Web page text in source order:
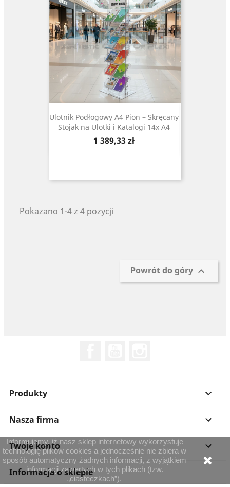
Ulotnik Podłogowy A4 Pion – Skręcany
Stojak na Ulotki i Katalogi 14x A4
Cena
1 389,33 zł
Pokazano 1-4 z 4 pozycji
Powrót do góry 
Produkty 
Nasza firma 
Twoje konto 
Informacja o sklepie
Informujemy, iż nasz sklep internetowy wykorzystuje
technologię plików cookies a jednocześnie nie zbiera w
sposób automatyczny żadnych informacji, z wyjątkiem
informacji zawartych w tych plikach (tzw.
„ciasteczkach”).